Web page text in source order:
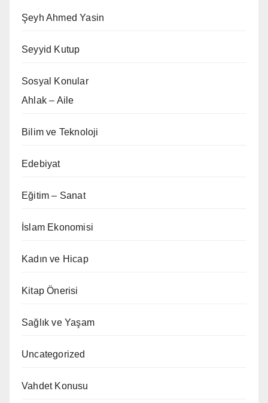
Şeyh Ahmed Yasin
Seyyid Kutup
Sosyal Konular
Ahlak – Aile
Bilim ve Teknoloji
Edebiyat
Eğitim – Sanat
İslam Ekonomisi
Kadın ve Hicap
Kitap Önerisi
Sağlık ve Yaşam
Uncategorized
Vahdet Konusu